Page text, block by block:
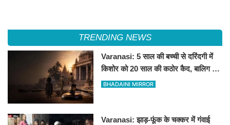
TRENDING NEWS
Varanasi: 5 साल की बच्ची से दरिंदगी में
किशोर को 20 साल की कठोर कैद, बालिग की
तरह चला मुकदमा
BHADAINI MIRROR
Varanasi: झाड़-फूंक के चक्कर में गंवाई